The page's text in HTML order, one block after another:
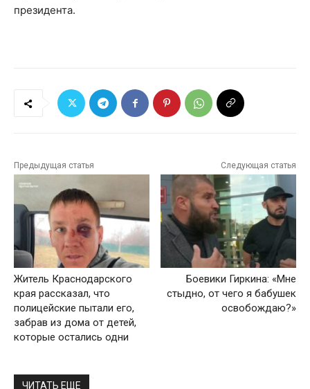
президента.
Предыдущая статья
Житель Краснодарского
края рассказал, что
полицейские пытали его,
забрав из дома от детей,
которые остались одни
Следующая статья
Боевики Гиркина: «Мне
стыдно, от чего я бабушек
освобождаю?»
ЧИТАТЬ ЕЩЕ